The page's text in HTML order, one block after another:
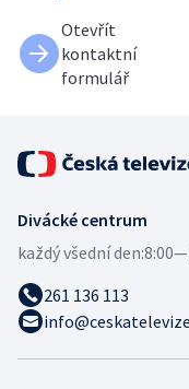
Otevřít
kontaktní
formulář
Divácké centrum
každý všední den:
261 136 113